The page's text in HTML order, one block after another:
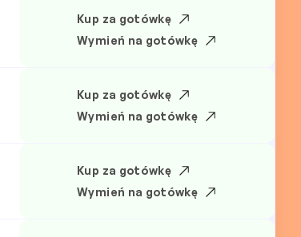
Kup za gotówkę
Wymień na gotówkę
Kup za gotówkę
Wymień na gotówkę
Kup za gotówkę
Wymień na gotówkę